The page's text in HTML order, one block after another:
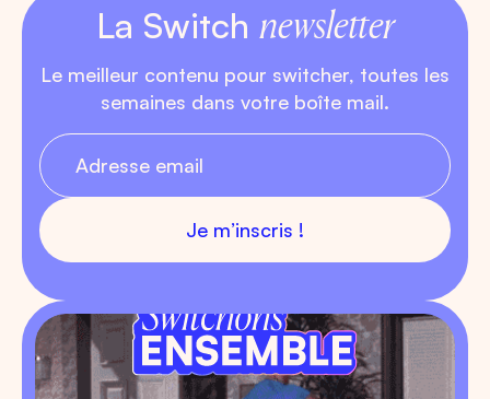
La Switch newsletter
Le meilleur contenu pour switcher, toutes les
semaines dans votre boîte mail.